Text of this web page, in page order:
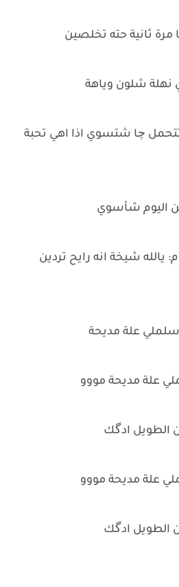
ثانية حته تخلصين
نهلة شلون وياهة
چا شتسوي اذا اهي تحبة
اليوم شأسوي
شيخة انه رايح تردين
علة مديحة
علة مديحة مووو
الطويل ادگك
علة مديحة مووو
الطويل ادگك